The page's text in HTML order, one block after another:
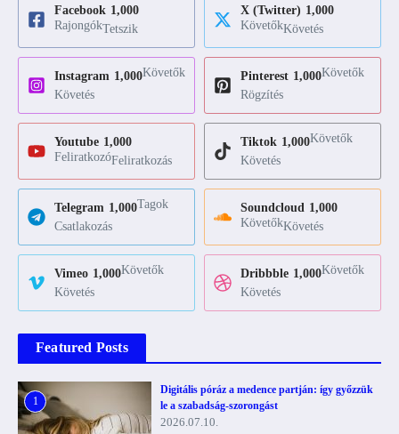
Facebook 1,000
RajongókTetszik
X (Twitter) 1,000
KövetőkKövetés
Instagram 1,000Követők
Követés
Pinterest 1,000Követők
Rögzítés
Youtube 1,000
FeliratkozóFeliratkozás
Tiktok 1,000Követők
Követés
Telegram 1,000Tagok
Csatlakozás
Soundcloud 1,000
KövetőkKövetés
Vimeo 1,000Követők
Követés
Dribbble 1,000Követők
Követés
Featured Posts
1
Digitális póráz a medence partján: így győzzük
le a szabadság-szorongást
2026.07.10.